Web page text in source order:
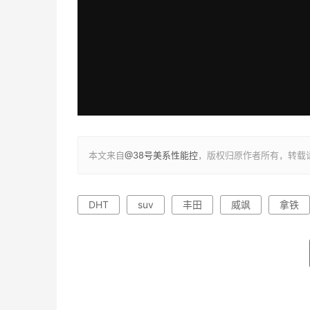
本文来自@38号美系性能控，版权归原作者所有，转载
DHT suv 丰田 威飒 拿铁